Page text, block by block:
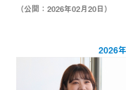
（公開：2026年02月20日）
2026